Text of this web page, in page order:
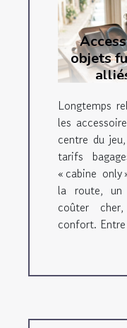
objets
Longtemps
les
centre du
tarifs
« cabine
la route,
coûter
confort.